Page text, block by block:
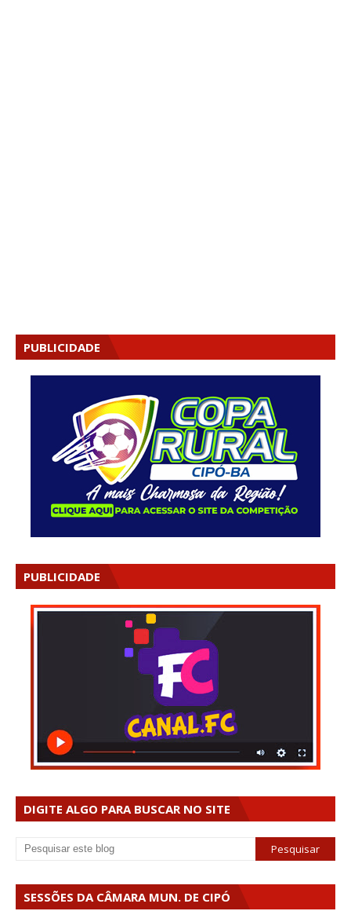
PUBLICIDADE
PUBLICIDADE
DIGITE ALGO PARA BUSCAR NO SITE
SESSÕES DA CÂMARA MUN. DE CIPÓ